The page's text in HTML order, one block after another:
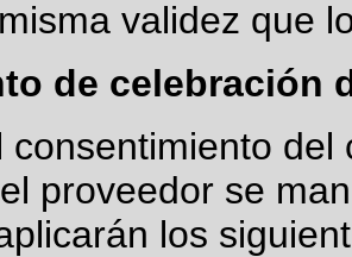
validez que
de celebración
consentimiento
proveedor se
los